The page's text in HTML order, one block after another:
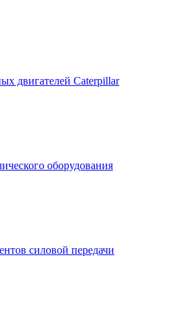
двигателей Caterpillar
оборудования
силовой передачи